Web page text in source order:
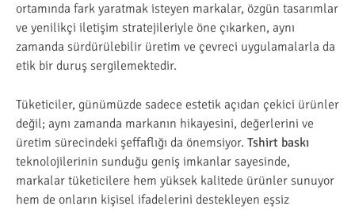
ortamında fark yaratmak isteyen markalar, özgün tasarımlar
ve yenilikçi iletişim stratejileriyle öne çıkarken, aynı
zamanda sürdürülebilir üretim ve çevreci uygulamalarla da
etik bir duruş sergilemektedir.
Tüketiciler, günümüzde sadece estetik açıdan çekici ürünler
değil; aynı zamanda markanın hikayesini, değerlerini ve
üretim sürecindeki şeffaflığı da önemsiyor. Tshirt baskı
teknolojilerinin sunduğu geniş imkanlar sayesinde,
markalar tüketicilere hem yüksek kalitede ürünler sunuyor
hem de onların kişisel ifadelerini destekleyen eşsiz